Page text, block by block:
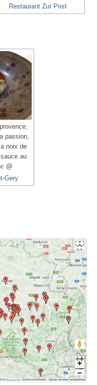
Restaurant Zur Post
passion,
noix de
au
@
Gery